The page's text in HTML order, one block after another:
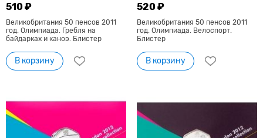
510 ₽
Великобритания 50 пенсов 2011
год. Олимпиада. Гребля на
байдарках и каноэ. Блистер
В корзину
520 ₽
Великобритания 50 пенсов 2011
год. Олимпиада. Велоспорт.
Блистер
В корзину